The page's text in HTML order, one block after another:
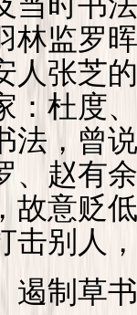
林监罗
人张芝
：杜度
法，曾
、赵有
故意贬
击别人
制草书